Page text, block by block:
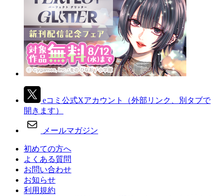
eコミ公式Xアカウント
（外部リンク、別タブで
開きます）
メールマガジン
初めての方へ
よくある質問
お問い合わせ
お知らせ
利用規約